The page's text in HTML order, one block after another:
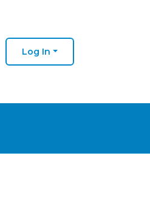
Log In